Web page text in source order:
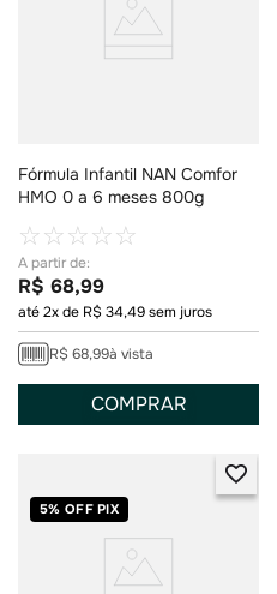
Fórmula Infantil NAN Comfor
HMO 0 a 6 meses 800g
☆☆☆☆☆
R$ 68,99
até2x de R$34,49sem juros
R$ 68,99à vista
COMPRAR
5% OFF PIX